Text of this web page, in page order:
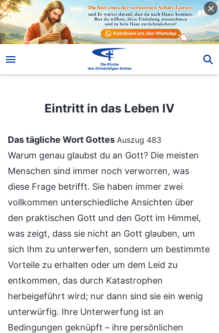
Eintritt in das Leben IV
Das tägliche Wort Gottes Auszug 483
Warum genau glaubst du an Gott? Die meisten
Menschen sind immer noch verworren, was
diese Frage betrifft. Sie haben immer zwei
vollkommen unterschiedliche Ansichten über
den praktischen Gott und den Gott im Himmel,
was zeigt, dass sie nicht an Gott glauben, um
sich Ihm zu unterwerfen, sondern um bestimmte
Vorteile zu erhalten oder um dem Leid zu
entkommen, das durch Katastrophen
herbeigeführt wird; nur dann sind sie ein wenig
unterwürfig. Ihre Unterwerfung ist an
Bedingungen geknüpft – ihre persönlichen